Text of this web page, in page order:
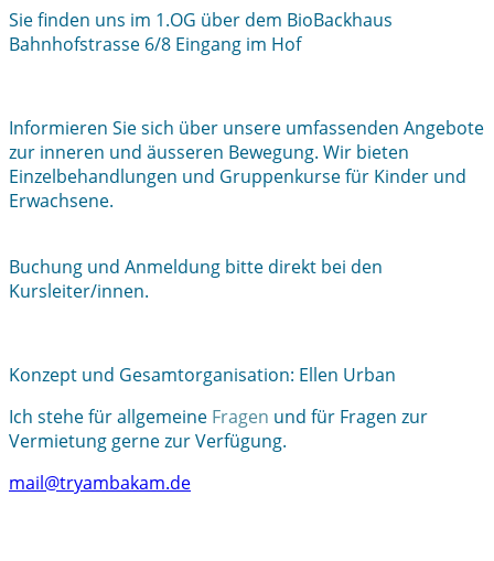
Sie finden uns im 1.OG über dem BioBackhaus
Bahnhofstrasse 6/8 Eingang im Hof
Informieren Sie sich über unsere umfassenden Angebote
zur inneren und äusseren Bewegung. Wir bieten
Einzelbehandlungen und Gruppenkurse für Kinder und
Erwachsene.
Buchung und Anmeldung bitte direkt bei den
Kursleiter/innen.
Konzept und Gesamtorganisation: Ellen Urban
Ich stehe für allgemeine Fragen und für Fragen zur
Vermietung gerne zur Verfügung.
mail@tryambakam.de